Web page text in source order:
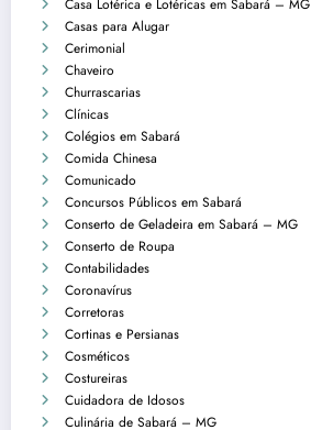
Casa Lotérica e Lotéricas em Sabará – MG
Casas para Alugar
Cerimonial
Chaveiro
Churrascarias
Clínicas
Colégios em Sabará
Comida Chinesa
Comunicado
Concursos Públicos em Sabará
Conserto de Geladeira em Sabará – MG
Conserto de Roupa
Contabilidades
Coronavírus
Corretoras
Cortinas e Persianas
Cosméticos
Costureiras
Cuidadora de Idosos
Culinária de Sabará – MG